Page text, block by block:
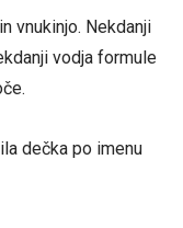
vnukinjo. Nekdanji
vodja formule
dečka po imenu